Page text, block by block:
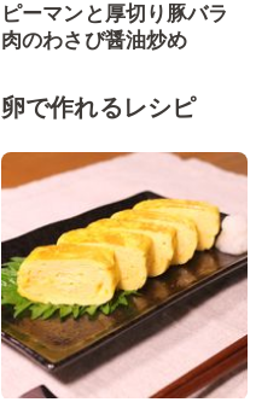
ピーマンと厚切り豚バラ
肉のわさび醤油炒め
卵で作れるレシピ